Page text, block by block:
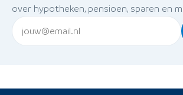
over hypotheken, pensioen, sparen en